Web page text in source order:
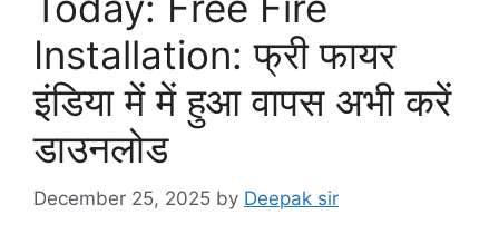
Installation: फ्री फायर
इंडिया में में हुआ वापस अभी करें
डाउनलोड
December 25, 2025 by Deepak sir